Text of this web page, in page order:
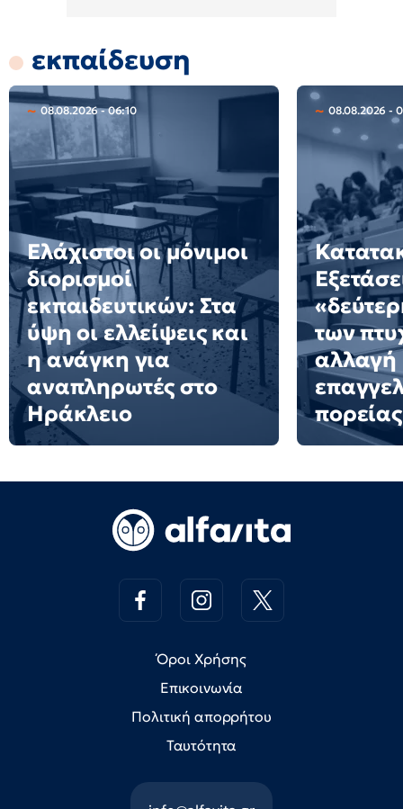
εκπαίδευση
08.08.2026 - 06:10
Ελάχιστοι οι μόνιμοι
διορισμοί
εκπαιδευτικών: Στα
ύψη οι ελλείψεις και
η ανάγκη για
αναπληρωτές στο
Ηράκλειο
08.08.2026 -
των
αλλαγή
πορείας
Όροι Χρήσης
Επικοινωνία
Πολιτική απορρήτου
Ταυτότητα